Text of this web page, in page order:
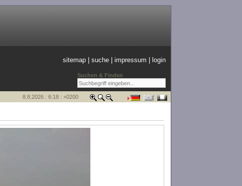
Suchen & Finden
sitemap |suche |impressum login
8.8.2026 : 6:18 : +0200